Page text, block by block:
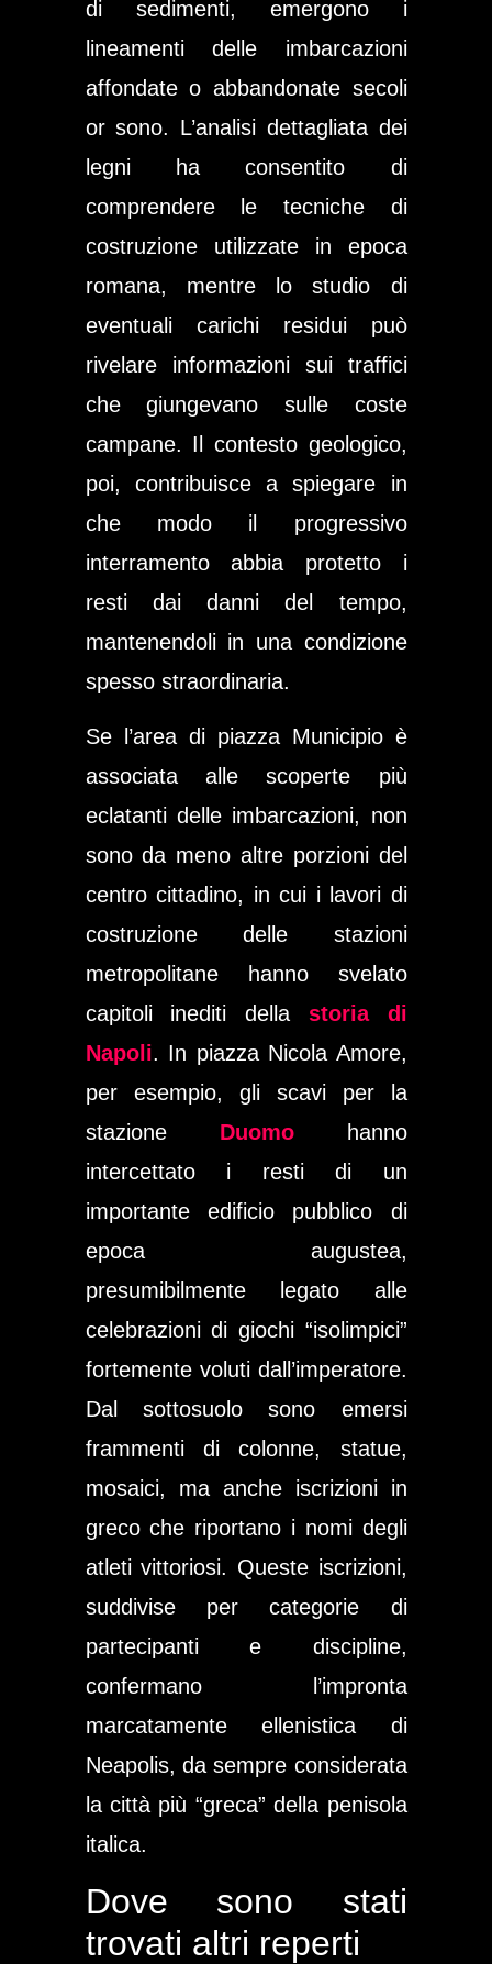
di sedimenti, emergono i
lineamenti delle imbarcazioni
affondate o abbandonate secoli
or sono. L’analisi dettagliata dei
legni ha consentito di
comprendere le tecniche di
costruzione utilizzate in epoca
romana, mentre lo studio di
eventuali carichi residui può
rivelare informazioni sui traffici
che giungevano sulle coste
campane. Il contesto geologico,
poi, contribuisce a spiegare in
che modo il progressivo
interramento abbia protetto i
resti dai danni del tempo,
mantenendoli in una condizione
spesso straordinaria.
Se l’area di piazza Municipio è
associata alle scoperte più
eclatanti delle imbarcazioni, non
sono da meno altre porzioni del
centro cittadino, in cui i lavori di
costruzione delle stazioni
metropolitane hanno svelato
capitoli inediti della storia di
Napoli. In piazza Nicola Amore,
per esempio, gli scavi per la
stazione Duomohanno
intercettato i resti di un
importante edificio pubblico di
epoca augustea,
presumibilmente legato alle
celebrazioni di giochi “isolimpici”
fortemente voluti dall’imperatore.
Dal sottosuolo sono emersi
frammenti di colonne, statue,
mosaici, ma anche iscrizioni in
greco che riportano i nomi degli
atleti vittoriosi. Queste iscrizioni,
suddivise per categorie di
partecipanti e discipline,
confermano l’impronta
marcatamente ellenistica di
Neapolis, da sempre considerata
la città più “greca” della penisola
italica.
Dove sono stati
trovati altri reperti